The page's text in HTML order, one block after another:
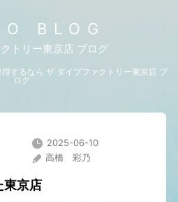
BLOG
トリー東京店 ブログ
するなら ザ ダイブファクトリー東京店 ブ
ログ
2025-06-10
高橋 彩乃
東京店